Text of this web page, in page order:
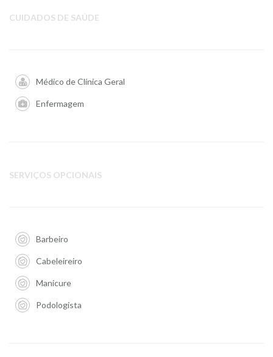
CUIDADOS DE SAÚDE
Médico de Clínica Geral
Enfermagem
SERVIÇOS OPCIONAIS
Barbeiro
Cabeleireiro
Manicure
Podologista